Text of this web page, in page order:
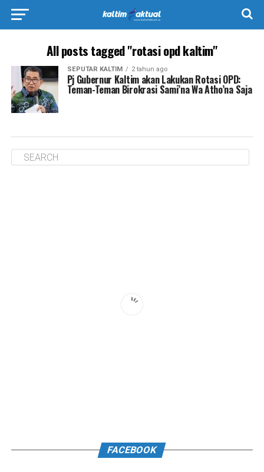
All posts tagged "rotasi opd kaltim"
SEPUTAR KALTIM 2 tahun ago
Pj Gubernur Kaltim akan Lakukan Rotasi OPD:
Teman-Teman Birokrasi Sami’na Wa Atho’na Saja
FACEBOOK